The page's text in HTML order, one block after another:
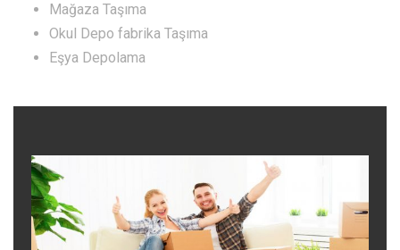
Mağaza Taşıma
Okul Depo fabrika Taşıma
Eşya Depolama